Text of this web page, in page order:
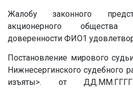
Жалобу законного
акционерного
доверенности ФИО1
Постановление мирового
Нижнесергинского судебного
изъяты>. от ДД.ММ.ГГГГ